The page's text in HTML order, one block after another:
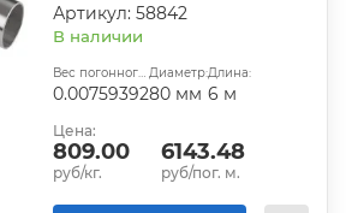
Артикул: 58842
В наличии
Вес погонного метра, т.:
0.00759392
Диаметр:
80 мм
Длина:
6 м
Цена:
809.00
руб/кг.
6143.48
руб/пог. м.